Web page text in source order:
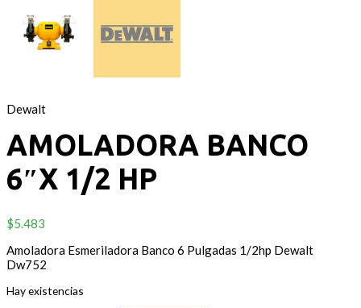
Dewalt
AMOLADORA BANCO
6″X 1/2 HP
$5.483
Amoladora Esmeriladora Banco 6 Pulgadas 1/2hp Dewalt
Dw752
Hay existencias